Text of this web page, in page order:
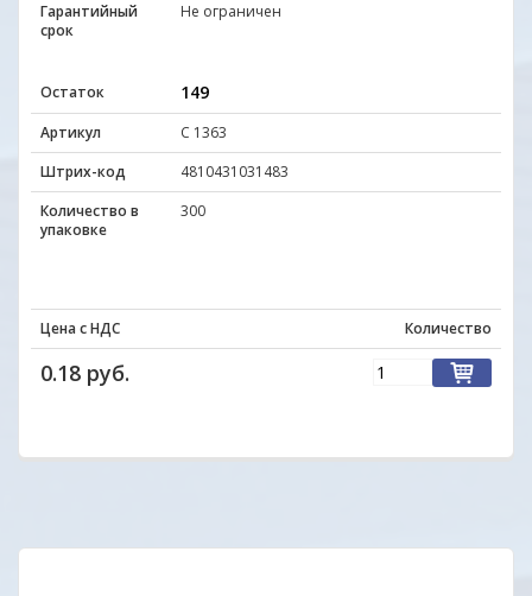
Гарантийный
срок
Не ограничен
Остаток 149
Артикул
С 1363
Штрих-код
4810431031483
Количество в
упаковке
300
Цена с НДС Количество
0.18 руб.